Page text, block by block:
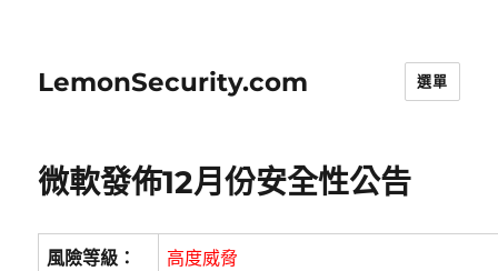
LemonSecurity.com 選單
微軟發佈12月份安全性公告
風險等級： 高度威脅